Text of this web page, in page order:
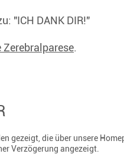
"ICH DANK DIR!"
.
gezeigt, die über unsere
Verzögerung angezeigt.